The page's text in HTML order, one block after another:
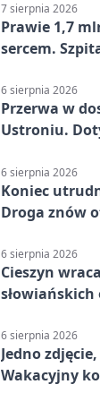
7 sierpnia 2026
Prawie 1,7
sercem.
6 sierpnia 2026
Przerwa w
Ustroniu.
6 sierpnia 2026
Koniec
Droga znów
6 sierpnia 2026
Cieszyn
6 sierpnia 2026
Jedno
Wakacyjny